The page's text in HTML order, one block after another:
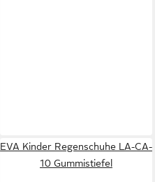
EVA Kinder Regenschuhe LA-CA-
10 Gummistiefel